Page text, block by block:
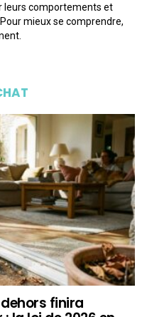
leurs comportements et
mieux se comprendre,
finira